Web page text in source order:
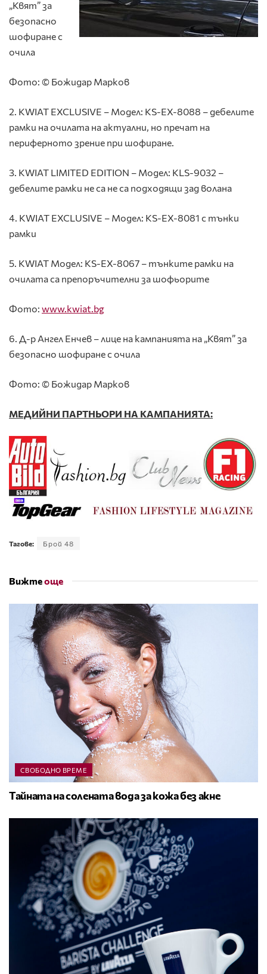
„Квят” за
безопасно
шофиране с
очила
Фото: © Божидар Марков
2. KWIAT EXCLUSIVE – Модел: KS-EX-8088 – дебелите
рамки на очилата на актуални, но пречат на
периферното зрение при шофиране.
3. KWIAT LIMITED EDITION – Модел: KLS-9032 –
дебелите рамки не са не са подходящи зад волана
4. KWIAT EXCLUSIVE – Модел: KS-EX-8081 с тънки
рамки
5. KWIAT Модел: KS-EX-8067 – тънките рамки на
очилата са препоръчителни за шофьорите
Фото: www.kwiat.bg
6. Д-р Ангел Енчев – лице на кампанията на „Квят” за
безопасно шофиране с очила
Фото: © Божидар Марков
МЕДИЙНИ ПАРТНЬОРИ НА КАМПАНИЯТА:
Тагове: Брой 48
Вижтеоще
СВОБОДНО ВРЕМЕ
Тайната на солената вода за кожа без акне